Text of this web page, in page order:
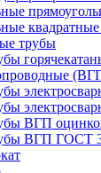
трубы
ВГП
ВГП ГОСТ